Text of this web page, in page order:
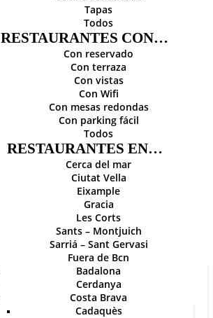
Tapas
Todos
RESTAURANTES CON…
Con reservado
Con terraza
Con vistas
Con Wifi
Con mesas redondas
Con parking fácil
Todos
RESTAURANTES EN…
Cerca del mar
Ciutat Vella
Eixample
Gracia
Les Corts
Sants – Montjuich
Sarriá – Sant Gervasi
Fuera de Bcn
Badalona
Cerdanya
Costa Brava
Cadaquès